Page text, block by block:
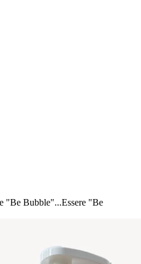
"Be Bubble"...Essere "Be